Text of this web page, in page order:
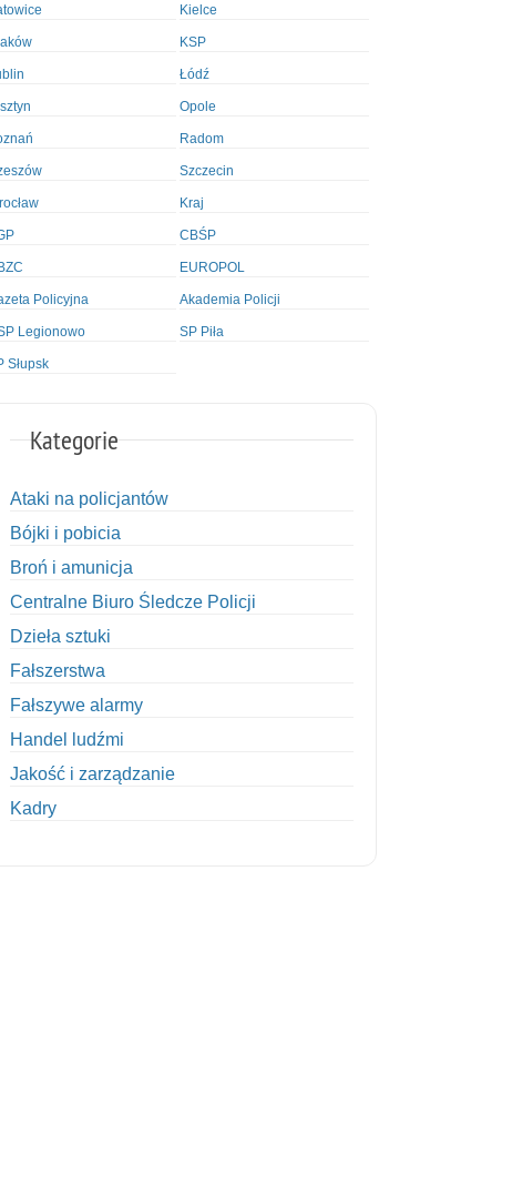
Kielce
KSP
Łódź
Opole
Radom
Szczecin
Kraj
CBŚP
EUROPOL
Policyjna Akademia Policji
Legionowo SP Piła
Słupsk
Kategorie
Ataki na policjantów
Bójki i pobicia
Broń i amunicja
Centralne Biuro Śledcze Policji
Dzieła sztuki
Fałszerstwa
Fałszywe alarmy
Handel ludźmi
Jakość i zarządzanie
Kadry